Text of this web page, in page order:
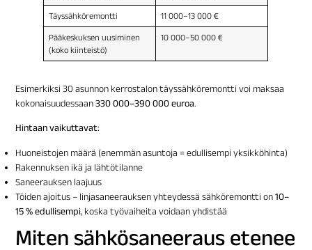
Täyssähköremontti 11 000–13 000 €
Pääkeskuksen uusiminen
(koko kiinteistö)
10 000–50 000 €
Esimerkiksi 30 asunnon kerrostalon täyssähköremontti voi maksaa
kokonaisuudessaan330 000–390 000 euroa.
Hintaan vaikuttavat:
Huoneistojen määrä (enemmän asuntoja = edullisempi yksikköhinta)
Rakennuksen ikä ja lähtötilanne
Saneerauksen laajuus
Töiden ajoitus – linjasaneerauksen yhteydessä sähköremontti on10–
15 % edullisempi, koska työvaiheita voidaan yhdistää
Miten sähkösaneeraus etenee